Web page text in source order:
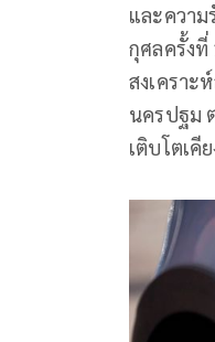
และความ
กุศลครั้ง
สงเครา
นครปฐม
เติบโตเคี